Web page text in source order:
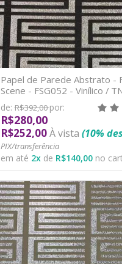
Papel de Parede Abstrato -
Scene - FSG052 - Vinílico /
de: R$392,00por:
R$280,00
R$252,00 À vista (10%
PIX/transferência
em até 2xde R$140,00no